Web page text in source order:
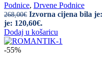
Podnice, Drvene Podnice
268,00€ Izvorna cijena bila
je: 120,60€.
Dodaj u košaricu
-55%